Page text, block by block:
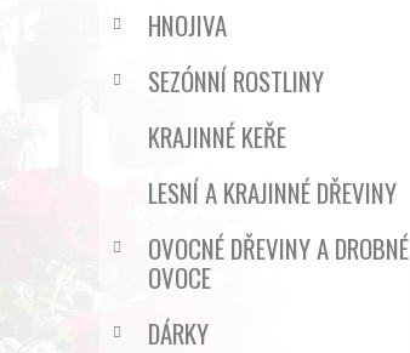
HNOJIVA
SEZÓNNÍ ROSTLINY
KRAJINNÉ KEŘE
LESNÍ A KRAJINNÉ DŘEVINY
OVOCNÉ DŘEVINY A DROBNÉ
OVOCE
DÁRKY